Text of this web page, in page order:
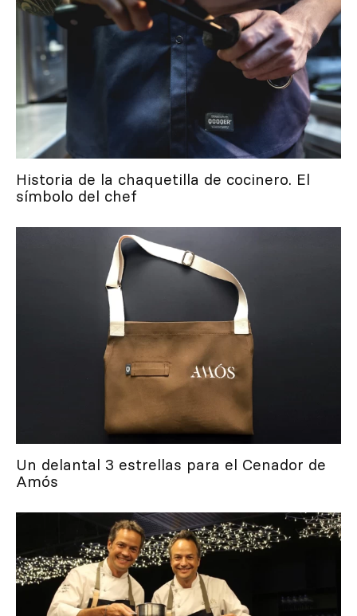
Historia de la chaquetilla de cocinero. El
símbolo del chef
Un delantal 3 estrellas para el Cenador de
Amós